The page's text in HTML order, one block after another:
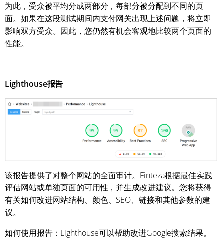
为此，受众被平均分成两部分，每部分被分配到不同的页
面。如果在这段测试期间内支付网关出现上述问题，将立即
影响双方受众。因此，您仍然有机会客观地比较两个页面的
性能。
Lighthouse报告
该报告提供了对整个网站的全面审计。Finteza根据最佳实践
评估网站或单独页面的可用性，并生成改进建议。您将获得
有关如何改进网站结构、颜色、SEO、链接和其他参数的建
议。
如何使用报告：Lighthouse可以帮助改进Google搜索结果。